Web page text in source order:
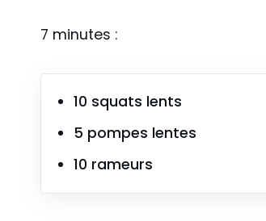
7 minutes :
10 squats lents
5 pompes lentes
10 rameurs